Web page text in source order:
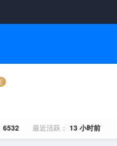
6532 最近活跃： 13 小时前